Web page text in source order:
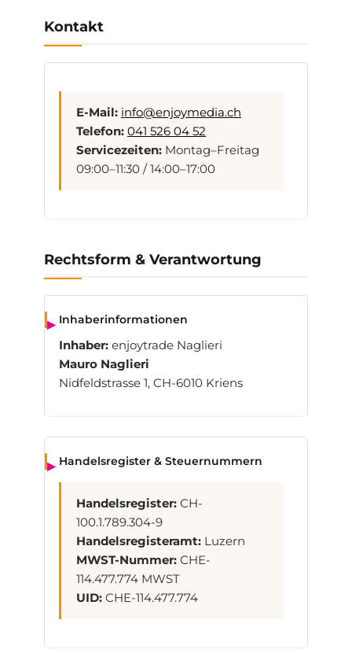
Kontakt
E-Mail: info@enjoymedia.ch
Telefon: 041 526 04 52
Servicezeiten: Montag–Freitag
09:00–11:30 / 14:00–17:00
Rechtsform & Verantwortung
Inhaberinformationen
Inhaber: enjoytrade Naglieri
Mauro Naglieri
Nidfeldstrasse 1, CH-6010 Kriens
Handelsregister & Steuernummern
Handelsregister: CH-
100.1.789.304-9
Handelsregisteramt: Luzern
MWST-Nummer: CHE-
114.477.774 MWST
UID: CHE-114.477.774